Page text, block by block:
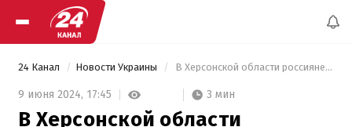
24 Канал Новости Украины В Херсонской области россияне сбросили взрывчатку на скорую: есть раненые
9 июня 2024, 17:45 3 мин
В Херсонской области